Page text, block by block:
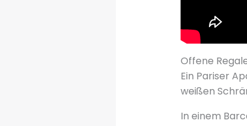
Offene
Ein Pariser
weißen
In einem